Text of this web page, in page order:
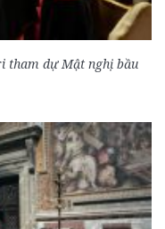
tham dự Mật nghị bầu